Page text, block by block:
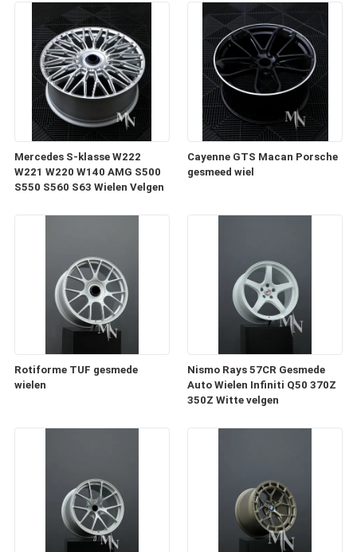
Mercedes S-klasse W222
W221 W220 W140 AMG S500
S550 S560 S63 Wielen Velgen
Cayenne GTS Macan Porsche
gesmeed wiel
Rotiforme TUF gesmede
wielen
Nismo Rays 57CR Gesmede
Auto Wielen Infiniti Q50 370Z
350Z Witte velgen